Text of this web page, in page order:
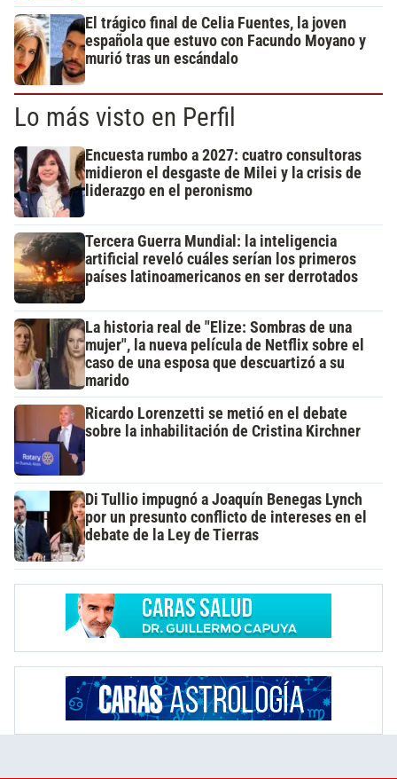
El trágico final de Celia Fuentes, la joven
española que estuvo con Facundo Moyano y
murió tras un escándalo
Lo más visto en Perfil
Encuesta rumbo a 2027: cuatro consultoras
midieron el desgaste de Milei y la crisis de
liderazgo en el peronismo
Tercera Guerra Mundial: la inteligencia
artificial reveló cuáles serían los primeros
países latinoamericanos en ser derrotados
La historia real de "Elize: Sombras de una
mujer", la nueva película de Netflix sobre el
caso de una esposa que descuartizó a su
marido
Ricardo Lorenzetti se metió en el debate
sobre la inhabilitación de Cristina Kirchner
Di Tullio impugnó a Joaquín Benegas Lynch
por un presunto conflicto de intereses en el
debate de la Ley de Tierras